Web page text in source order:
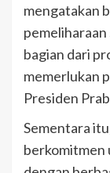
mengatakan
bagian dari
memerlukan
Presiden
Sementara
berkomitmen